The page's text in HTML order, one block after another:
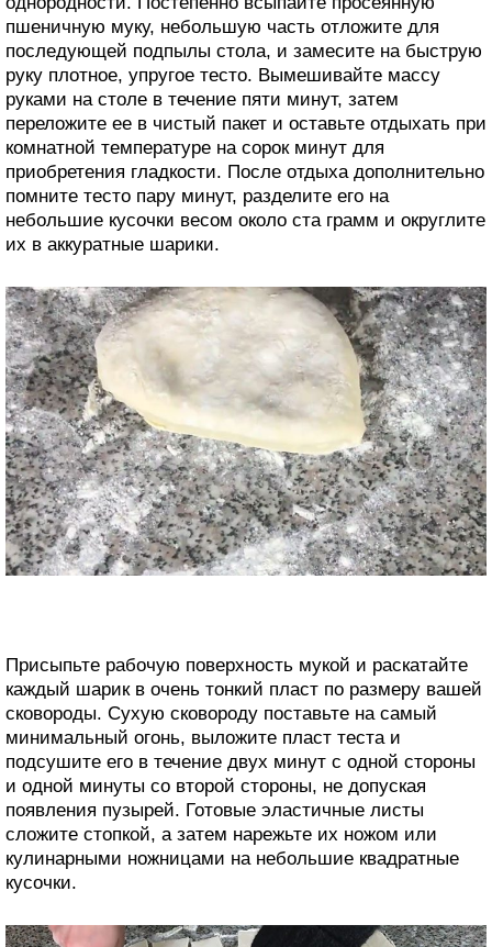
пшеничную муку, небольшую часть отложите для
последующей подпылы стола, и замесите на быструю
руку плотное, упругое тесто. Вымешивайте массу
руками на столе в течение пяти минут, затем
переложите ее в чистый пакет и оставьте отдыхать при
комнатной температуре на сорок минут для
приобретения гладкости. После отдыха дополнительно
помните тесто пару минут, разделите его на
небольшие кусочки весом около ста грамм и округлите
их в аккуратные шарики.
Присыпьте рабочую поверхность мукой и раскатайте
каждый шарик в очень тонкий пласт по размеру вашей
сковороды. Сухую сковороду поставьте на самый
минимальный огонь, выложите пласт теста и
подсушите его в течение двух минут с одной стороны
и одной минуты со второй стороны, не допуская
появления пузырей. Готовые эластичные листы
сложите стопкой, а затем нарежьте их ножом или
кулинарными ножницами на небольшие квадратные
кусочки.